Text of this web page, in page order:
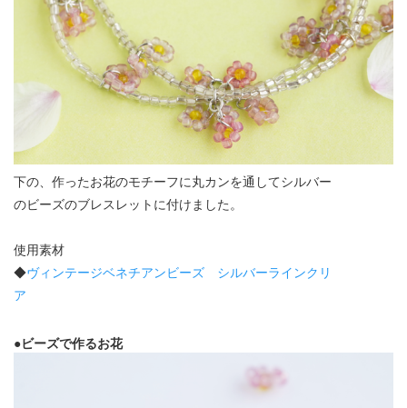
下の、作ったお花のモチーフに丸カンを通してシルバー
のビーズのブレスレットに付けました。
使用素材
◆ヴィンテージベネチアンビーズ シルバーラインクリ
ア
●ビーズで作るお花